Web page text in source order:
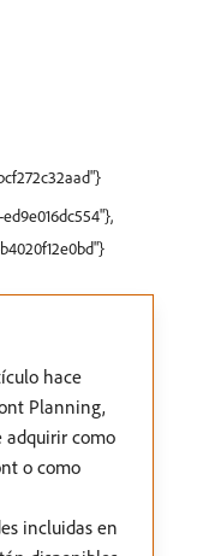
hace
Planning,
adquirir como
o como
incluidas en